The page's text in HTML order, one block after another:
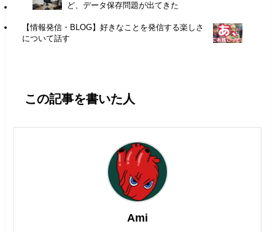
ど、データ保存問題が出てきた
【情報発信・BLOG】好きなことを発信する楽しさ
について話す
この記事を書いた人
Ami